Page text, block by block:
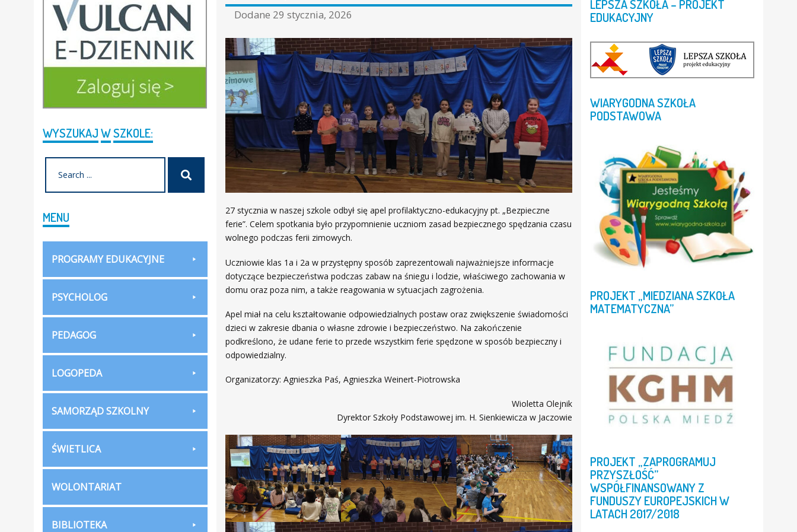
Dodane 29 stycznia, 2026
27 stycznia w naszej szkole odbył się apel profilaktyczno-edukacyjny pt. „Bezpieczne
ferie”. Celem spotkania było przypomnienie uczniom zasad bezpiecznego spędzania czasu
wolnego podczas ferii zimowych.
Uczniowie klas 1a i 2a w przystępny sposób zaprezentowali najważniejsze informacje
dotyczące bezpieczeństwa podczas zabaw na śniegu i lodzie, właściwego zachowania w
domu oraz poza nim, a także reagowania w sytuacjach zagrożenia.
Apel miał na celu kształtowanie odpowiedzialnych postaw oraz zwiększenie świadomości
dzieci w zakresie dbania o własne zdrowie i bezpieczeństwo. Na zakończenie
podkreślono, że udane ferie to przede wszystkim ferie spędzone w sposób bezpieczny i
odpowiedzialny.
Organizatorzy: Agnieszka Paś, Agnieszka Weinert-Piotrowska
Wioletta Olejnik
Dyrektor Szkoły Podstawowej im. H. Sienkiewicza w Jaczowie
WYSZUKAJWSZKOLE:
MENU
PROGRAMY EDUKACYJNE
PSYCHOLOG
PEDAGOG
LOGOPEDA
SAMORZĄD SZKOLNY
ŚWIETLICA
WOLONTARIAT
BIBLIOTEKA
LEPSZASZKOŁA – PROJEKT
EDUKACYJNY
WIARYGODNASZKOŁA
PODSTAWOWA
PROJEKT „MIEDZIANASZKOŁA
MATEMATYCZNA”
PROJEKT „ZAPROGRAMUJ
PRZYSZŁOŚĆ”
WSPÓŁFINANSOWANY Z
FUNDUSZY EUROPEJSKICHW
LATACH 2017/2018